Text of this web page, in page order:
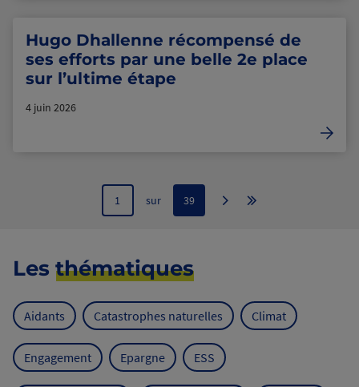
Hugo Dhallenne récompensé de
ses efforts par une belle 2e place
sur l’ultime étape
4 juin 2026
1 sur 39
Les thématiques
Aidants Catastrophes naturelles Climat
Engagement Epargne ESS